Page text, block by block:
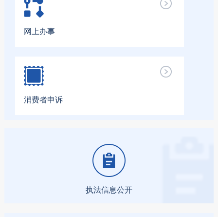
网上办事
消费者申诉
执法信息公开